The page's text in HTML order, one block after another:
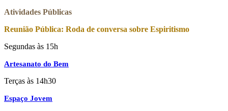
Atividades Públicas
Reunião Pública: Roda de conversa sobre Espiritismo
Segundas às 15h
Artesanato do Bem
Terças às 14h30
Espaço Jovem